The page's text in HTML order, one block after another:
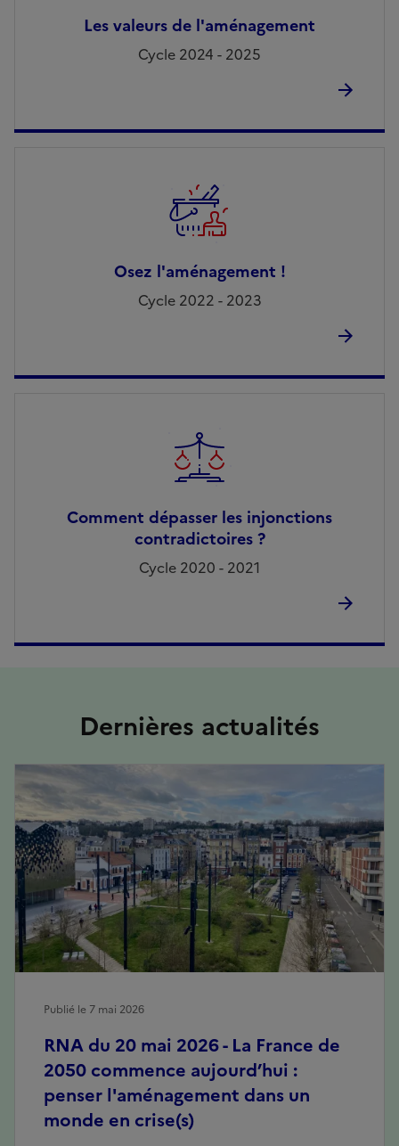
Les valeurs de l'aménagement
Cycle 2024 - 2025
Osez l'aménagement !
Cycle 2022 - 2023
Comment dépasser les injonctions
contradictoires ?
Cycle 2020 - 2021
Dernières actualités
RNA du 20 mai 2026 - La France de
2050 commence aujourd’hui :
penser l'aménagement dans un
monde en crise(s)
Publié le 7 mai 2026